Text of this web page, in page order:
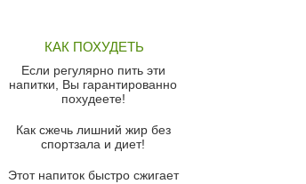
красного перца
Парижский луковый суп
Суп из спаржи и горошка с
Суп-крем из цветной капусты
Французский луковый суп
КАК ПОХУДЕТЬ
Если регулярно пить эти
напитки, Вы гарантированно
похудеете!
Как сжечь лишний жир без
спортзала и диет!
Этот напиток быстро сжигает